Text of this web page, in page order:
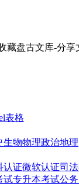
藏盘古文库-分享
表格
生物物理政治地理
认证微软认证司
试专升本考试公